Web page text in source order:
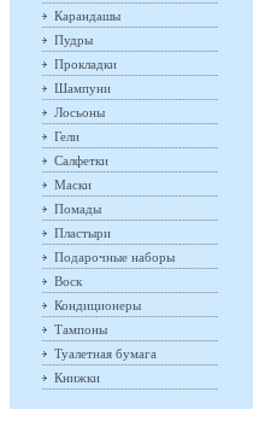
Карандашы
Пудры
Прокладки
Шампуни
Лосьоны
Гели
Салфетки
Маски
Помады
Пластыри
Подарочные наборы
Воск
Кондиционеры
Тампоны
Туалетная бумага
Книжки